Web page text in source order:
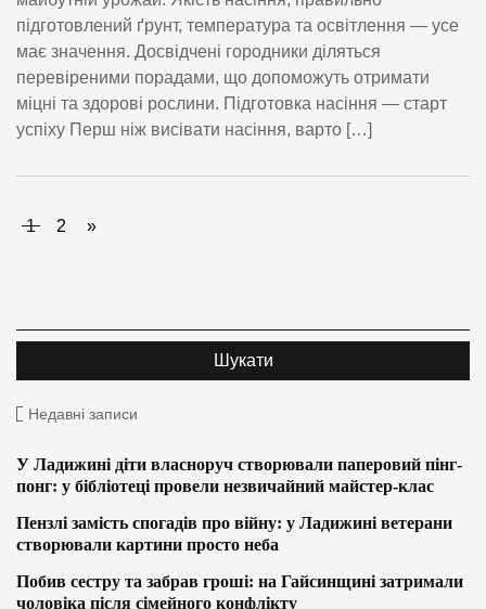
підготовлений ґрунт, температура та освітлення — усе
має значення. Досвідчені городники діляться
перевіреними порадами, що допоможуть отримати
міцні та здорові рослини. Підготовка насіння — старт
успіху Перш ніж висівати насіння, варто […]
1 2 »
Недавні записи
У Ладижині діти власноруч створювали паперовий пінг-
понг: у бібліотеці провели незвичайний майстер-клас
Пензлі замість спогадів про війну: у Ладижині ветерани
створювали картини просто неба
Побив сестру та забрав гроші: на Гайсинщині затримали
чоловіка після сімейного конфлікту